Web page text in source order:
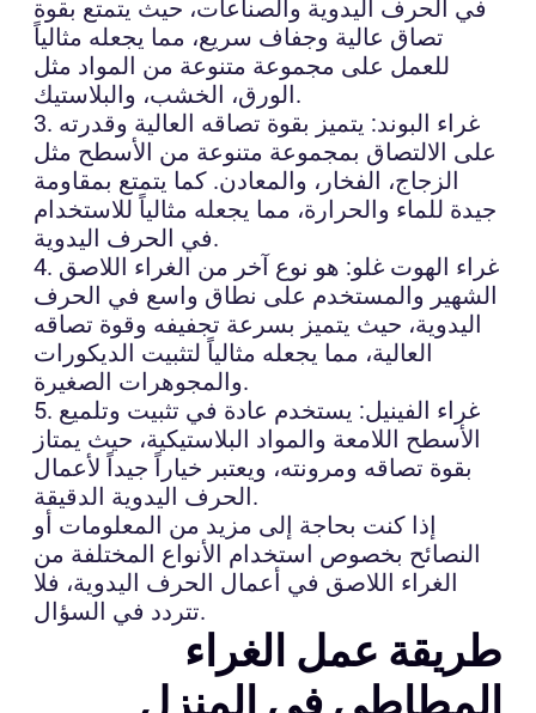
في الحرف اليدوية والصناعات، حيث يتمتع بقوة
تصاق عالية وجفاف سريع، مما يجعله مثالياً
للعمل على مجموعة متنوعة من المواد مثل
الورق، الخشب، والبلاستيك.
3. غراء البوند: يتميز بقوة تصاقه العالية وقدرته
على الالتصاق بمجموعة متنوعة من الأسطح مثل
الزجاج، الفخار، والمعادن. كما يتمتع بمقاومة
جيدة للماء والحرارة، مما يجعله مثالياً للاستخدام
في الحرف اليدوية.
4. غراء الهوت غلو: هو نوع آخر من الغراء اللاصق
الشهير والمستخدم على نطاق واسع في الحرف
اليدوية، حيث يتميز بسرعة تجفيفه وقوة تصاقه
العالية، مما يجعله مثالياً لتثبيت الديكورات
والمجوهرات الصغيرة.
5. غراء الفينيل: يستخدم عادة في تثبيت وتلميع
الأسطح اللامعة والمواد البلاستيكية، حيث يمتاز
بقوة تصاقه ومرونته، ويعتبر خياراً جيداً لأعمال
الحرف اليدوية الدقيقة.
إذا كنت بحاجة إلى مزيد من المعلومات أو
النصائح بخصوص استخدام الأنواع المختلفة من
الغراء اللاصق في أعمال الحرف اليدوية، فلا
تتردد في السؤال.
طريقة عمل الغراء
المطاطي في المنزل